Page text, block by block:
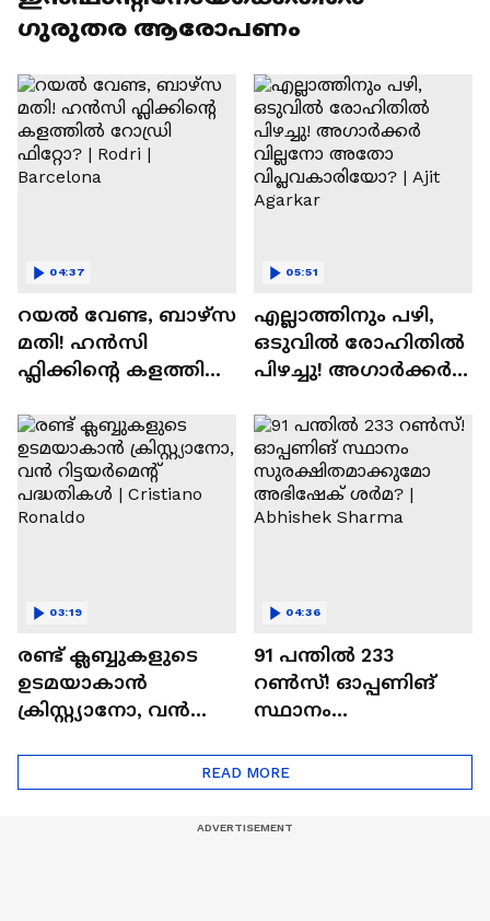
ഗുരുതര ആരോപണം
റയല്‍ വേണ്ട, ബാഴ്‌സ
മതി! ഹൻസി
ഫ്ലിക്കിന്റെ കളത്തില്‍
Rodri | Barcelona
04:37
എല്ലാത്തിനും പഴി,
ഒടുവില്‍ രോഹിതില്‍
പിഴച്ചു! അഗാര്‍ക്കർ
വിപ്ലവകാരിയോ? |
Ajit Agarkar
05:51
രണ്ട്‌ ക്ലബ്ബുകളുടെ
ഉടമയാകാന്‍
ക്രിസ്റ്റ്യാനോ, വന്‍
പദ്ധതികള്‍ | Cristiano
Ronaldo
03:19
91 പന്തില്‍ 233
റണ്‍സ്! ഓപ്പണിങ്
സ്ഥാനം
അഭിഷേക് ശർമ? |
Abhishek Sharma
04:36
READ MORE